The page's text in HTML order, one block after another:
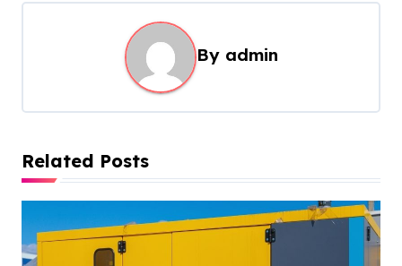
t
i
o
n
By admin
Related Posts